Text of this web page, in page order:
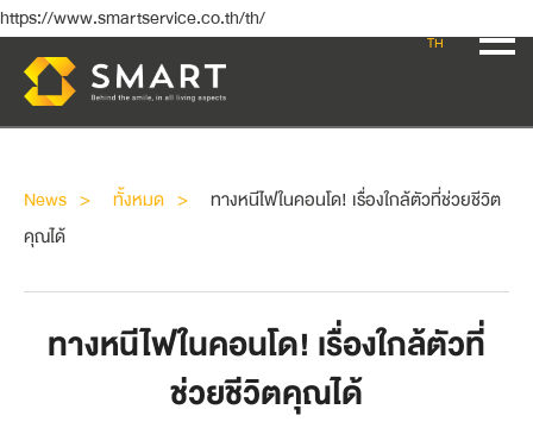
https://www.smartservice.co.th/th/
TH
News ทั้งหมด
ทางหนีไฟในคอนโด! เรื่องใกล้ตัวที่ช่วยชีวิต
คุณได้
ทางหนีไฟในคอนโด! เรื่องใกล้ตัวที่
ช่วยชีวิตคุณได้